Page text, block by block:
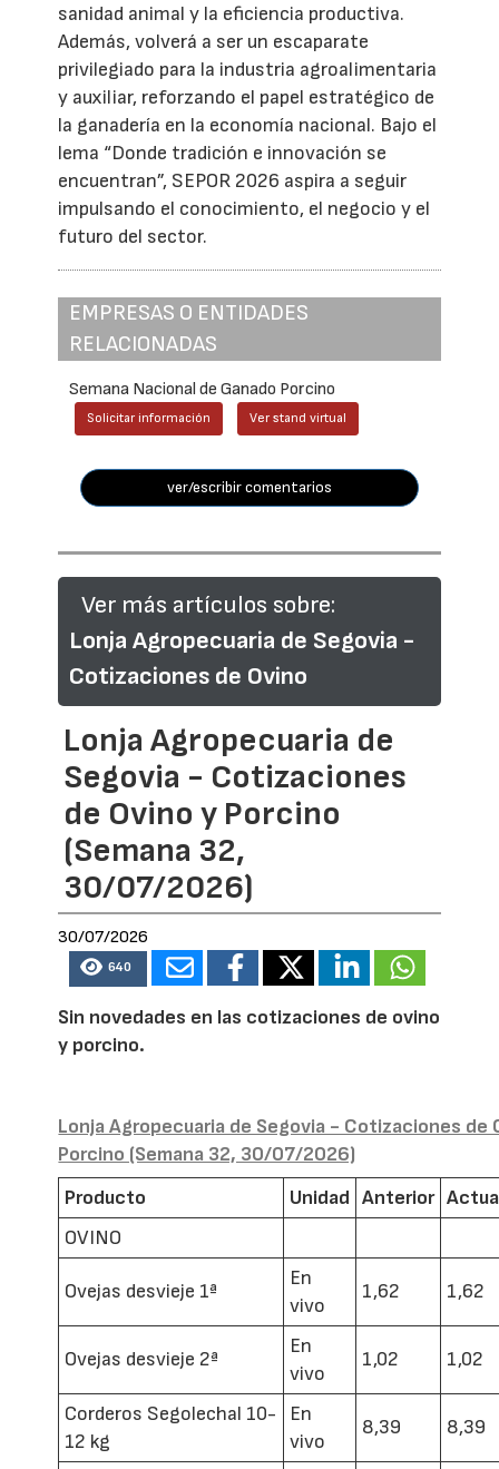
sanidad animal y la eficiencia productiva.
Además, volverá a ser un escaparate
privilegiado para la industria agroalimentaria
y auxiliar, reforzando el papel estratégico de
la ganadería en la economía nacional. Bajo el
lema “Donde tradición e innovación se
encuentran”, SEPOR 2026 aspira a seguir
impulsando el conocimiento, el negocio y el
futuro del sector.
EMPRESAS O ENTIDADES
RELACIONADAS
Semana Nacional de Ganado Porcino
Solicitar información Ver stand virtual
ver/escribir comentarios
Ver más artículos sobre:
Lonja Agropecuaria de Segovia -
Cotizaciones de Ovino
Lonja Agropecuaria de
Segovia - Cotizaciones
de Ovino y Porcino
(Semana 32,
30/07/2026)
30/07/2026
640
Sin novedades en las cotizaciones de ovino
y porcino.
Lonja Agropecuaria de Segovia - Cotizaciones de
Porcino (Semana 32, 30/07/2026)
Producto
Unidad Anterior
OVINO
Ovejas desvieje 1ª
En
vivo
1,62 1,62
Ovejas desvieje 2ª
En
vivo
1,02 1,02
Corderos Segolechal 10-
12 kg
En
vivo
8,39 8,39